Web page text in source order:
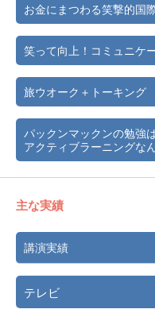
お金にまつわる笑撃的国
笑って向上！コミュニケ
旅ウオーク＋トーキング
パックンマックンの勉強
アクティブラーニングな
主な実績
講演実績
テレビ